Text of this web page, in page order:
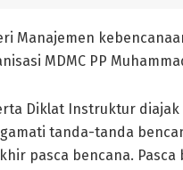
Manajemen
MDMC PP
Diklat Instruktur
tanda-tanda
pasca bencana.